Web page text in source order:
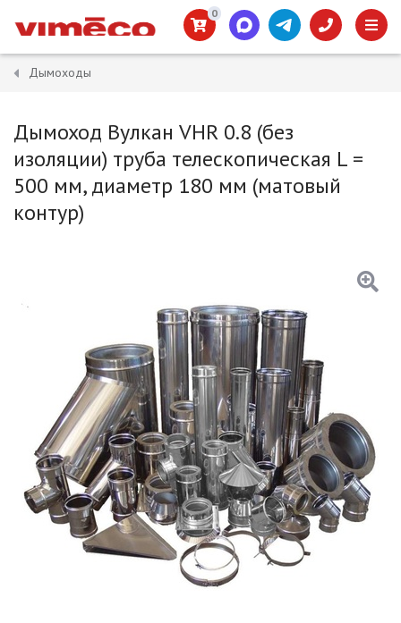
0
Дымоходы
Дымоход Вулкан VHR 0.8 (без
изоляции) труба телескопическая L =
500 мм, диаметр 180 мм (матовый
контур)